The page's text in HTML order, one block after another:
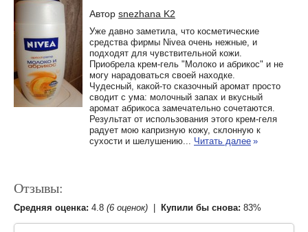
Автор snezhana K2
Уже давно заметила, что косметические
средства фирмы Nivea очень нежные, и
подходят для чувствительной кожи.
Приобрела крем-гель "Молоко и абрикос" и не
могу нарадоваться своей находке.
Чудесный, какой-то сказочный аромат просто
сводит с ума: молочный запах и вкусный
аромат абрикоса замечательно сочетаются.
Результат от использования этого крем-геля
радует мою капризную кожу, склонную к
сухости и шелушению... Читать далее »
Отзывы:
Средняя оценка: 4.8 (6 оценок) Купили бы снова: 83%